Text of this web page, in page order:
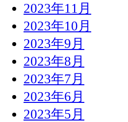
2023年11月
2023年10月
2023年9月
2023年8月
2023年7月
2023年6月
2023年5月